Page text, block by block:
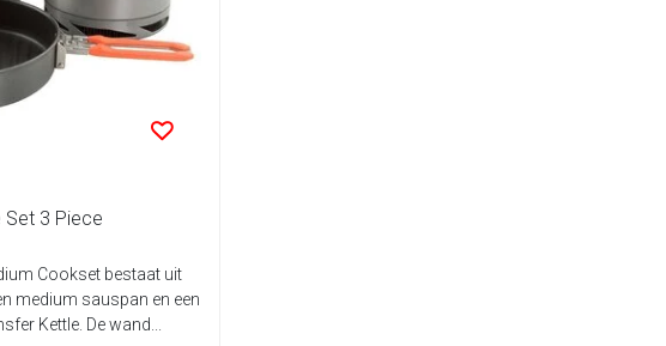
Set 3 Piece
Cookset bestaat uit
medium sauspan en een
Kettle. De wand...